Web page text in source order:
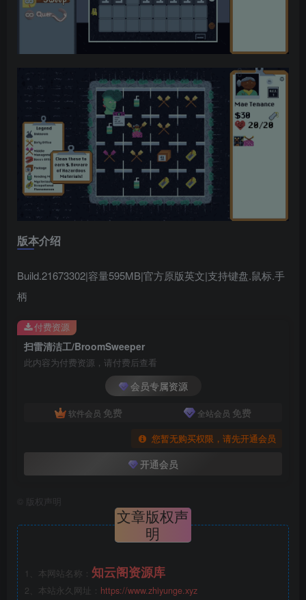
版本介绍
Build.21673302|容量595MB|官方原版英文|支持键盘.鼠标.手
柄
扫雷清洁工/BroomSweeper
此内容为付费资源，请付费后查看
会员专属资源
软件会员 免费 全站会员 免费
您暂无购买权限，请先开通会员
开通会员
付费资源
版权声明
文章版权声
明
1、本网站名称： 知云阁资源库
2、本站永久网址： https://www.zhiyunge.xyz